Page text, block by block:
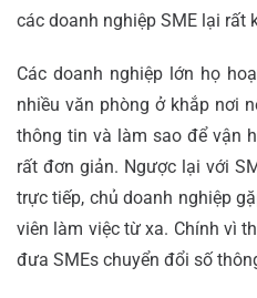
các doanh nghiệp SME lại rất
Các doanh nghiệp lớn họ
nhiều văn phòng ở khắp nơi
thông tin và làm sao để vận
rất đơn giản. Ngược lại với
trực tiếp, chủ doanh nghiệp
viên làm việc từ xa. Chính vì
đưa SMEs chuyển đổi số